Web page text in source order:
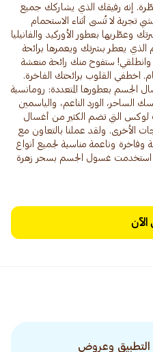
إنه رفيقك الذي يشاركك جميع
تجربة لا تُنسى أثناء الاستحمام
بعطور الأوركيد والفانيليا
يعطر بشرتك ويغمرها برائحة
وانطلقي! ستفوح منك رائحة منعشة
الاستحمام. اخطفي القلوب برائحتك الفاخرة.
الجسم بعطورها المتعددة: رومانسية
الساحر، الورد الناعم، والياسمين
لوكس التي تضم الكثير من أغسال
الأخرى. ولقد عملنا بالتعاون مع
وفاخرة وناعمة مناسبة لجميع أنواع
استخدمت غسول الجسم بسحر زهرة
التطبيق وعروض